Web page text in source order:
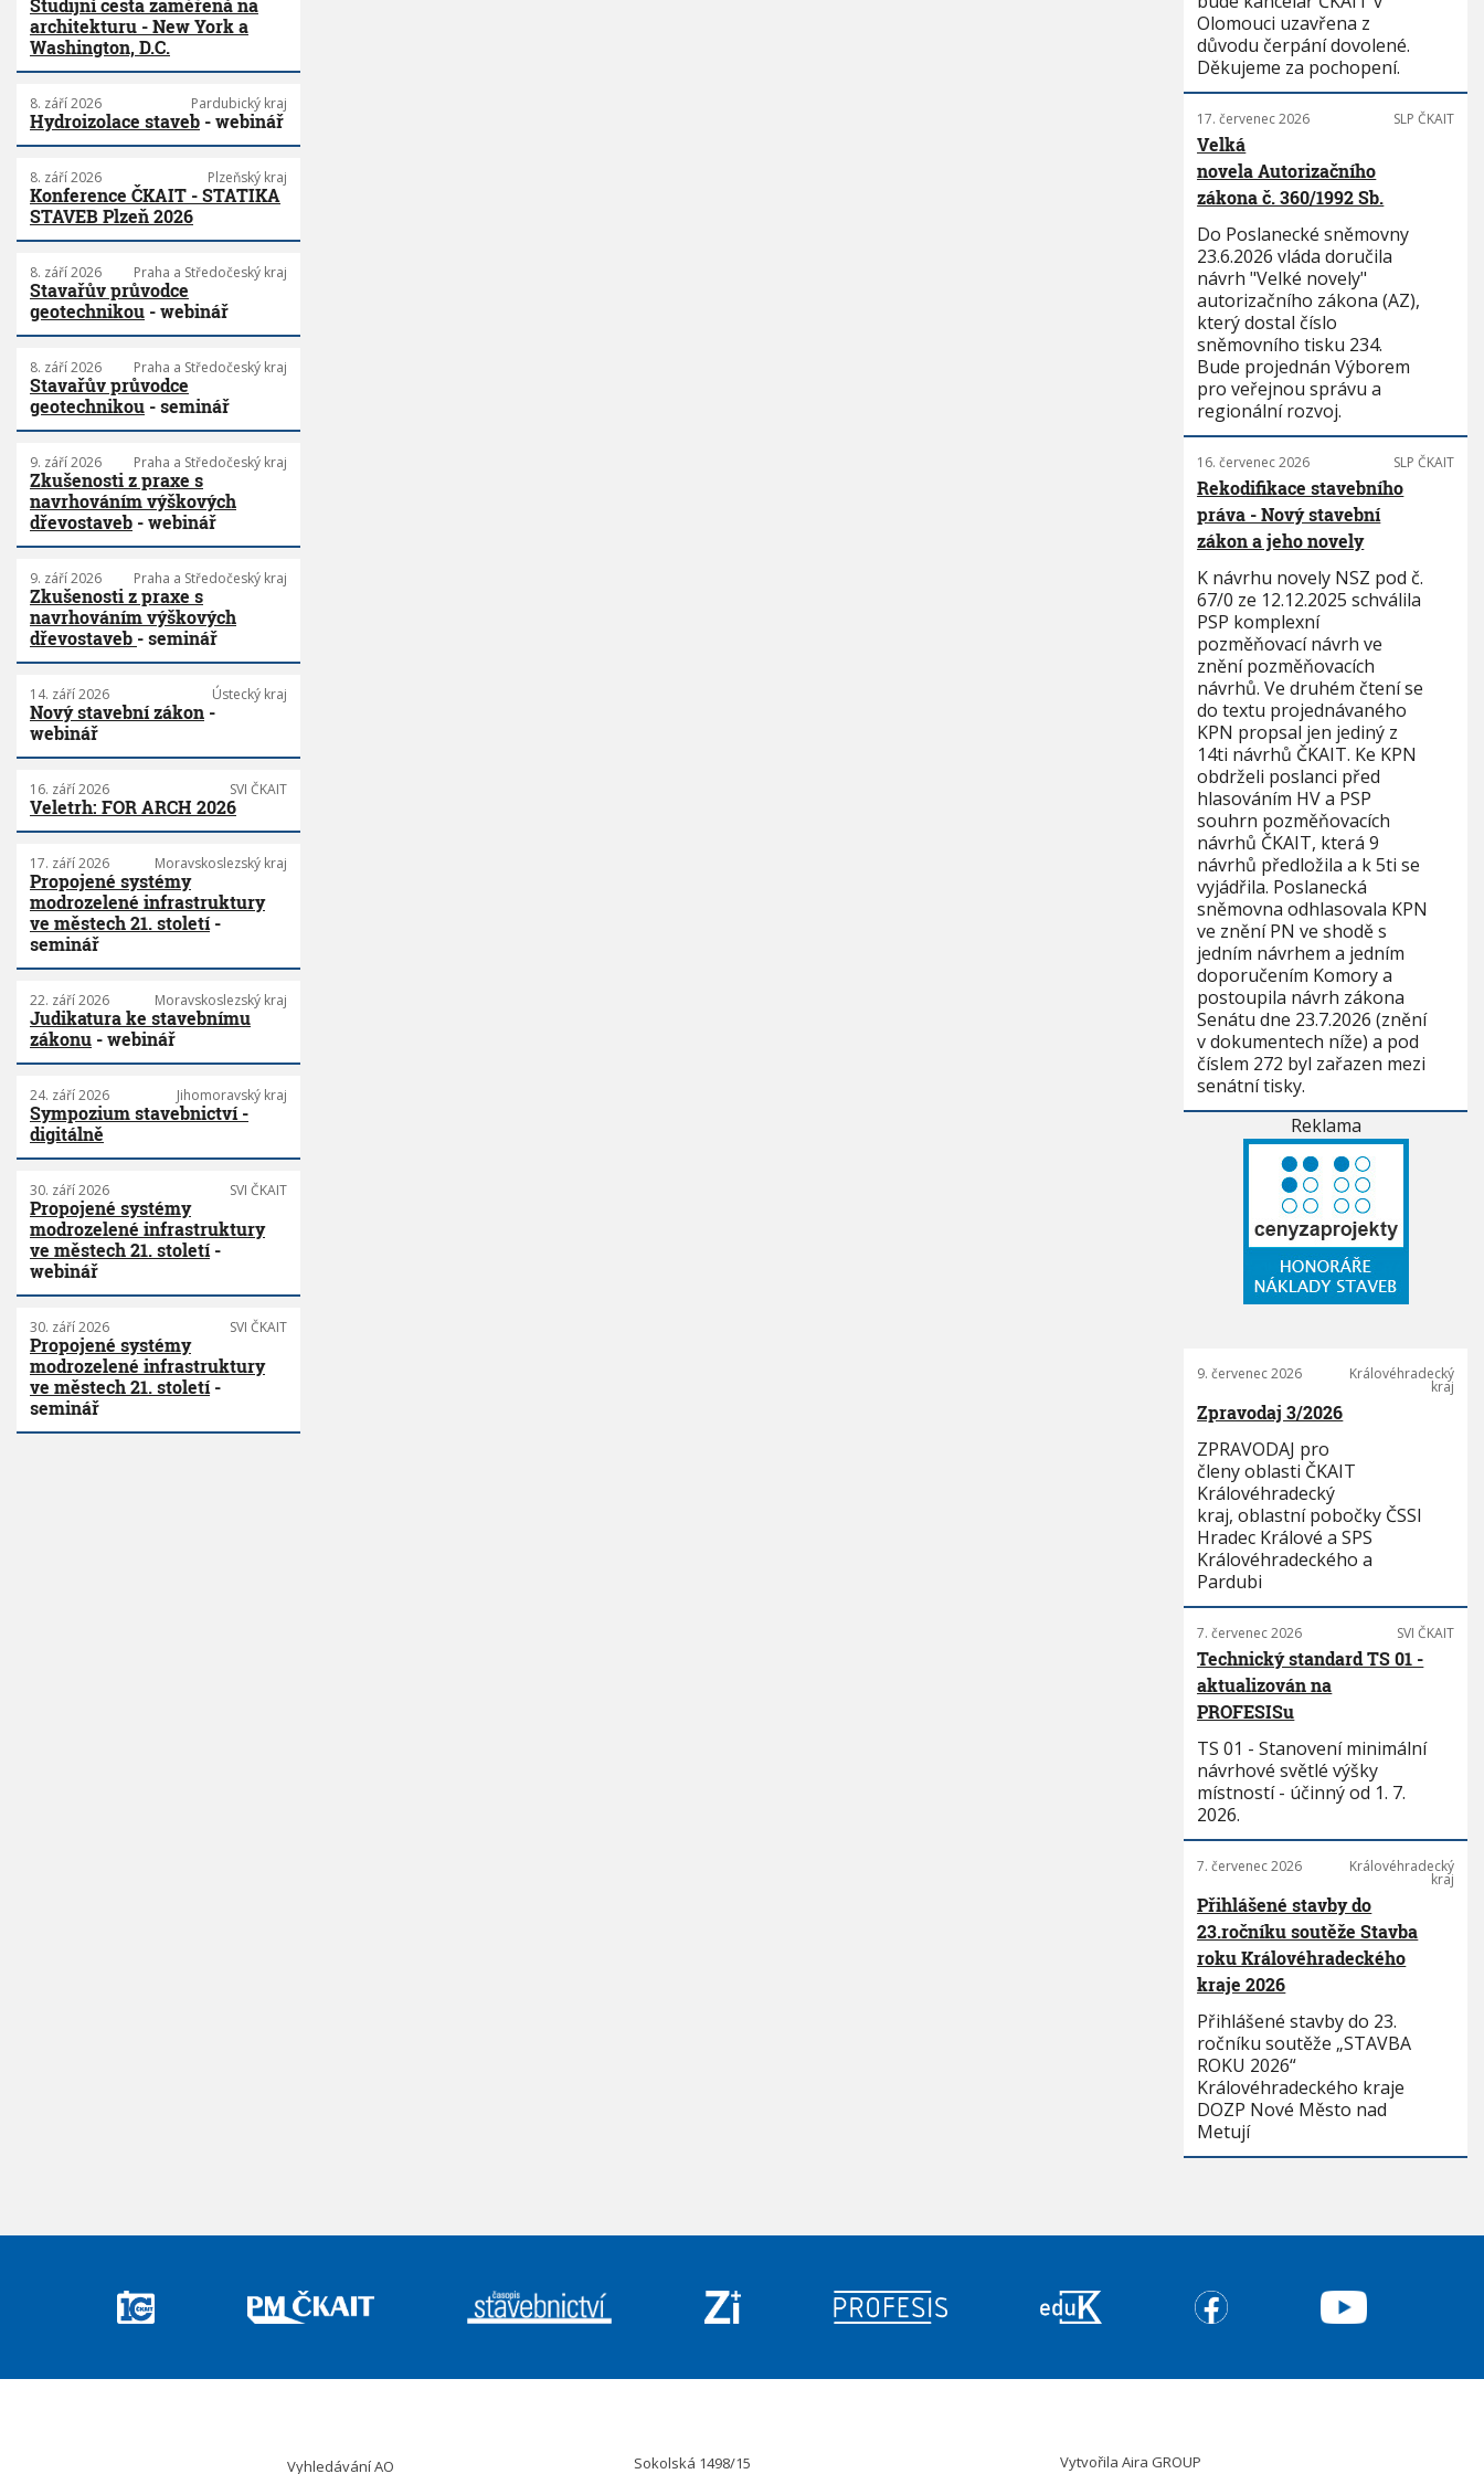
Studijní cesta zaměřená na
architekturu - New York a
Washington, D.C.
8. září 2026 Pardubický kraj
Hydroizolace staveb - webinář
8. září 2026 Plzeňský kraj
Konference ČKAIT - STATIKA
STAVEB Plzeň 2026
8. září 2026 Praha a Středočeský kraj
Stavařův průvodce
geotechnikou - webinář
8. září 2026 Praha a Středočeský kraj
Stavařův průvodce
geotechnikou - seminář
9. září 2026 Praha a Středočeský kraj
Zkušenosti z praxe s
navrhováním výškových
dřevostaveb - webinář
9. září 2026 Praha a Středočeský kraj
Zkušenosti z praxe s
navrhováním výškových
dřevostaveb - seminář
14. září 2026 Ústecký kraj
Nový stavební zákon -
webinář
16. září 2026 SVI ČKAIT
Veletrh: FOR ARCH 2026
17. září 2026 Moravskoslezský kraj
Propojené systémy
modrozelené infrastruktury
ve městech 21. století-
seminář
22. září 2026 Moravskoslezský kraj
Judikatura ke stavebnímu
zákonu - webinář
24. září 2026 Jihomoravský kraj
Sympozium stavebnictví -
digitálně
30. září 2026 SVI ČKAIT
Propojené systémy
modrozelené infrastruktury
ve městech 21. století-
webinář
30. září 2026 SVI ČKAIT
Propojené systémy
modrozelené infrastruktury
ve městech 21. století-
seminář
Olomouci uzavřena z
důvodu čerpání dovolené.
Děkujeme za pochopení.
17. červenec 2026 SLP ČKAIT
Velká
novela Autorizačního
zákona č. 360/1992 Sb.
Do Poslanecké sněmovny
23.6.2026 vláda doručila
návrh "Velké novely"
autorizačního zákona (AZ),
který dostal číslo
sněmovního tisku 234.
Bude projednán Výborem
pro veřejnou správu a
regionální rozvoj.
16. červenec 2026 SLP ČKAIT
Rekodifikace stavebního
práva - Nový stavební
zákon a jeho novely
K návrhu novely NSZ pod č.
67/0 ze 12.12.2025 schválila
PSP komplexní
pozměňovací návrh ve
znění pozměňovacích
návrhů. Ve druhém čtení se
do textu projednávaného
KPN propsal jen jediný z
14ti návrhů ČKAIT. Ke KPN
obdrželi poslanci před
hlasováním HV a PSP
souhrn pozměňovacích
návrhů ČKAIT, která 9
návrhů předložila a k 5ti se
vyjádřila. Poslanecká
sněmovna odhlasovala KPN
ve znění PN ve shodě s
jedním návrhem a jedním
doporučením Komory a
postoupila návrh zákona
Senátu dne 23.7.2026 (znění
v dokumentech níže) a pod
číslem 272 byl zařazen mezi
senátní tisky.
Reklama
9. červenec 2026 Královéhradecký
kraj
Zpravodaj 3/2026
ZPRAVODAJ pro
členy oblasti ČKAIT
Královéhradecký
kraj, oblastní pobočky ČSSI
Hradec Králové a SPS
Královéhradeckého a
Pardubi
7. červenec 2026 SVI ČKAIT
Technický standard TS 01 -
aktualizován na
PROFESISu
TS 01 - Stanovení minimální
návrhové světlé výšky
místností - účinný od 1. 7.
2026.
7. červenec 2026 Královéhradecký
kraj
Přihlášené stavby do
23.ročníku soutěže Stavba
roku Královéhradeckého
kraje 2026
Přihlášené stavby do 23.
ročníku soutěže „STAVBA
ROKU 2026“
Královéhradeckého kraje
DOZP Nové Město nad
Metují
Vyhledávání AO Sokolská 1498/15 VytvořilaAira GROUP